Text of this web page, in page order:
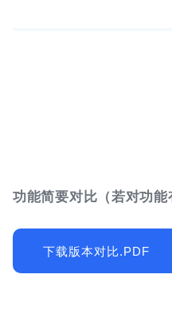
功能简要对比（若对功能
下载版本对比.PDF